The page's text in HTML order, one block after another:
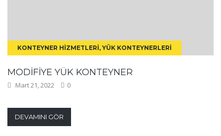
KONTEYNER HIZMETLERI, YÜK KONTEYNERLERI
MODIFIYE YÜK KONTEYNER
Mart 21, 2022 0
DEVAMINI GÖR